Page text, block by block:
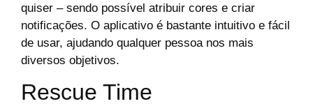
quiser – sendo possível atribuir cores e criar
notificações. O aplicativo é bastante intuitivo e fácil
de usar, ajudando qualquer pessoa nos mais
diversos objetivos.
Rescue Time